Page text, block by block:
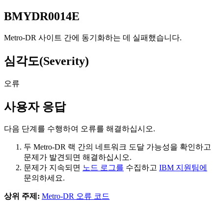
BMYDR0014E
Metro-DR 사이트 간에 동기화하는 데 실패했습니다.
심각도(Severity)
오류
사용자 응답
다음 단계를 수행하여 오류를 해결하십시오.
두 Metro-DR 랙 간의 네트워크 도달 가능성을 확인하고
문제가 발견되면 해결하십시오.
문제가 지속되면 노드 로그를 수집하고 IBM 지원팀에
문의하세요.
상위 주제: Metro-DR 오류 코드